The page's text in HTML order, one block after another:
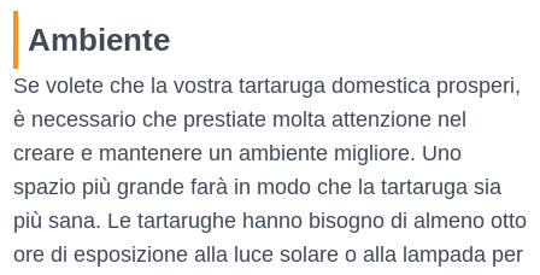
Ambiente
Se volete che la vostra tartaruga domestica prosperi,
è necessario che prestiate molta attenzione nel
creare e mantenere un ambiente migliore. Uno
spazio più grande farà in modo che la tartaruga sia
più sana. Le tartarughe hanno bisogno di almeno otto
ore di esposizione alla luce solare o alla lampada per